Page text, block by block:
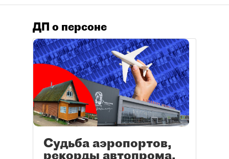
ДП о персоне
Судьба аэропортов,
рекорды автопрома,